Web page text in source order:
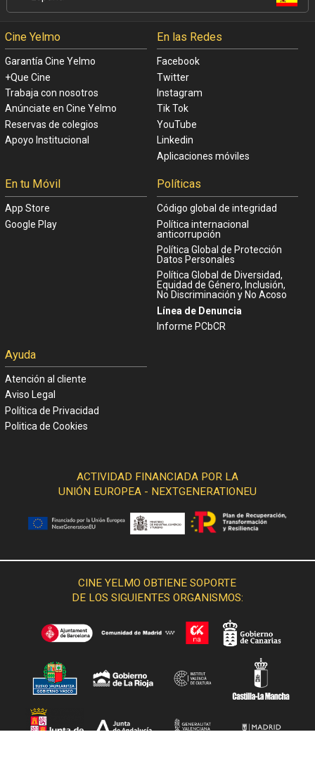
Cine Yelmo
Garantía Cine Yelmo
+Que Cine
Trabaja con nosotros
Anúnciate en Cine Yelmo
Reservas de colegios
Apoyo Institucional
En las Redes
Facebook
Twitter
Instagram
Tik Tok
YouTube
Linkedin
Aplicaciones móviles
En tu Móvil
App Store
Google Play
Políticas
Código global de integridad
Política internacional
anticorrupción
Política Global de Protección
Datos Personales
Política Global de Diversidad,
Equidad de Género, Inclusión,
No Discriminación y No Acoso
Línea de Denuncia
Informe PCbCR
Ayuda
Atención al cliente
Aviso Legal
Política de Privacidad
Politica de Cookies
ACTIVIDAD FINANCIADA POR LA
UNIÓN EUROPEA - NEXTGENERATIONEU
CINE YELMO OBTIENE SOPORTE
DE LOS SIGUIENTES ORGANISMOS: